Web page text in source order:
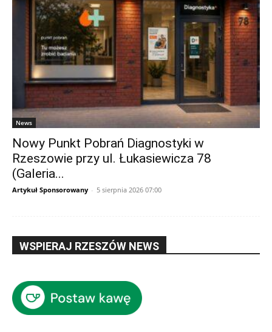
News
Nowy Punkt Pobrań Diagnostyki w
Rzeszowie przy ul. Łukasiewicza 78
(Galeria...
Artykuł Sponsorowany - 5 sierpnia 2026 07:00
WSPIERAJ RZESZÓW NEWS